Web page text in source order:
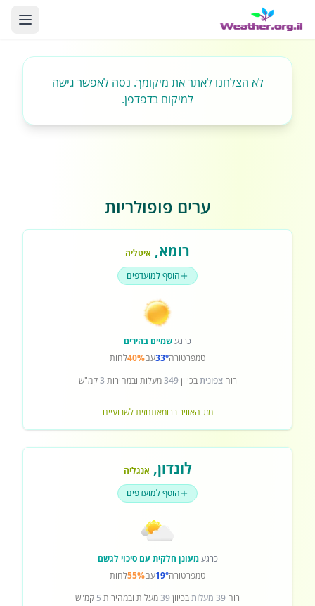
לא הצלחנו לאתר את מיקומך. נסה לאפשר גישה
למיקום בדפדפן.
ערים פופולריות
רומא, איטליה
הוסף למועדפים
כרגעשמיים בהירים
טמפרטורה33°עם40%לחות
רוחצפוניתבכיוון349מעלות ובמהירות 3קמ"ש
מזג האוויר ברומאתחזית לשבועיים
לונדון, אנגליה
הוסף למועדפים
כרגעמעונן חלקית עם סיכוי לגשם
טמפרטורה19°עם55%לחות
רוח 39 מעלות בכיוון39מעלות ובמהירות 5 קמ"ש